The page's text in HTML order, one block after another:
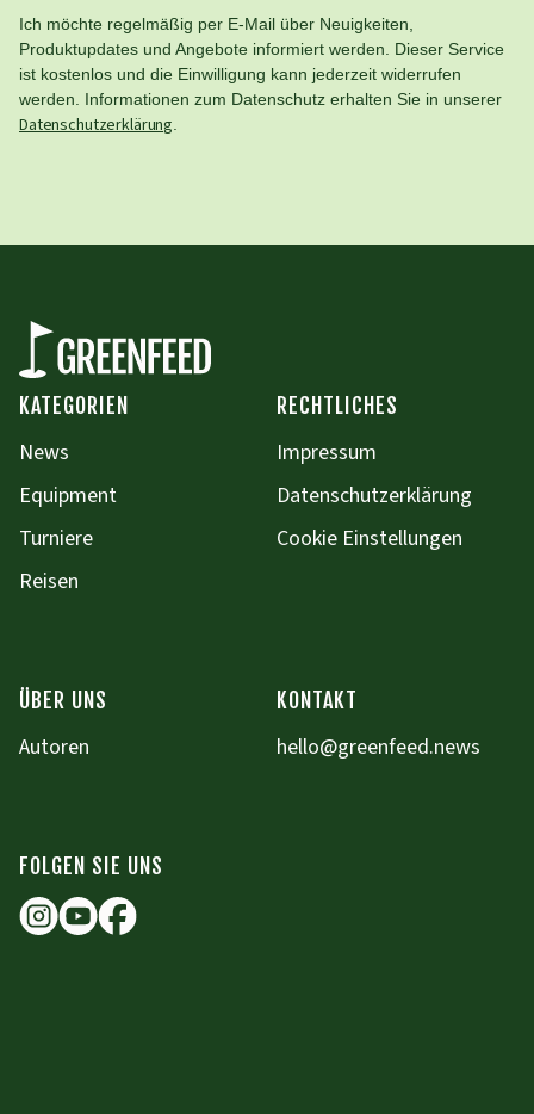
Ich möchte regelmäßig per E-Mail über Neuigkeiten,
Produktupdates und Angebote informiert werden. Dieser Service
ist kostenlos und die Einwilligung kann jederzeit widerrufen
werden. Informationen zum Datenschutz erhalten Sie in unserer
Datenschutzerklärung.
KATEGORIEN
News
Equipment
Turniere
Reisen
RECHTLICHES
Impressum
Datenschutzerklärung
Cookie Einstellungen
ÜBER UNS
Autoren
KONTAKT
hello@greenfeed.news
FOLGEN SIE UNS